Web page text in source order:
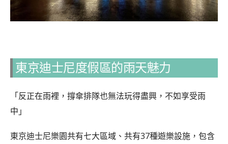
東京迪士尼度假區的雨天魅力
「反正在雨裡，撐傘排隊也無法玩得盡興，不如享受雨
中」
東京迪士尼樂園共有七大區域、共有37種遊樂設施，包含